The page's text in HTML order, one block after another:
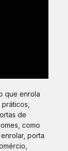
que enrola
práticos,
de
como
porta